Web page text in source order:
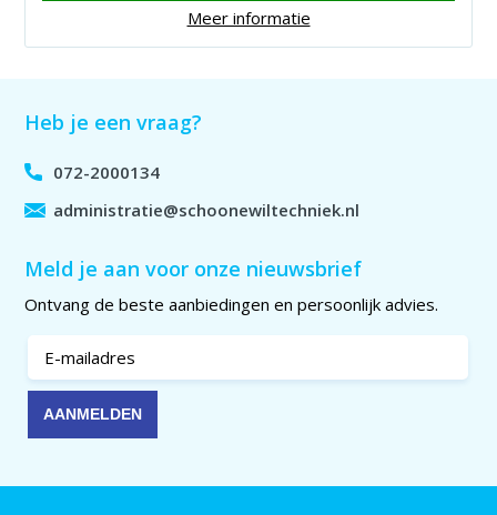
Meer informatie
Heb je een vraag?
072-2000134
administratie@schoonewiltechniek.nl
Meld je aan voor onze nieuwsbrief
Ontvang de beste aanbiedingen en persoonlijk advies.